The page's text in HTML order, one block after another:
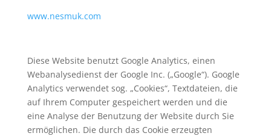
www.nesmuk.com
Diese Website benutzt Google Analytics, einen
Webanalysedienst der Google Inc. („Google“). Google
Analytics verwendet sog. „Cookies“, Textdateien, die
auf Ihrem Computer gespeichert werden und die
eine Analyse der Benutzung der Website durch Sie
ermöglichen. Die durch das Cookie erzeugten